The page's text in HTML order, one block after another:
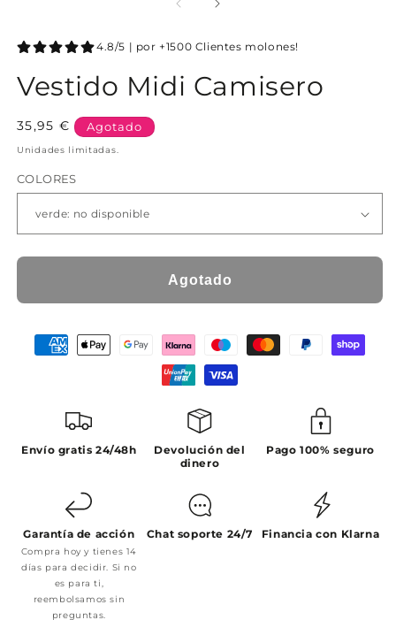
4.8/5 | por +1500 Clientes molones!
Vestido Midi Camisero
Precio
habitual
35,95 € Agotado
Unidades limitadas.
COLORES
Agotado
Envío gratis 24/48h
Devolución del
dinero
Pago 100% seguro
Garantía de acción
Compra hoy y tienes 14
días para decidir. Si no
es para ti,
reembolsamos sin
preguntas.
Chat soporte 24/7 Financia con Klarna